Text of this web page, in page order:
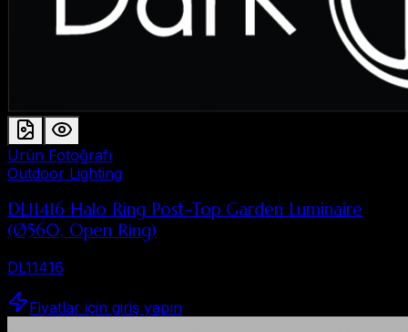
Ürün Fotoğrafı
Outdoor Lighting
DL11416 Halo Ring Post-Top Garden Luminaire
(Ø560, Open Ring)
DL11416
Fiyatlar için giriş yapın